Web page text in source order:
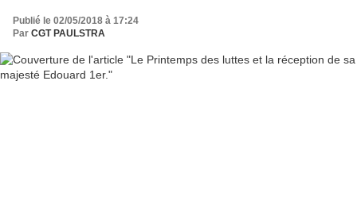
Publié le 02/05/2018 à 17:24
Par CGT PAULSTRA